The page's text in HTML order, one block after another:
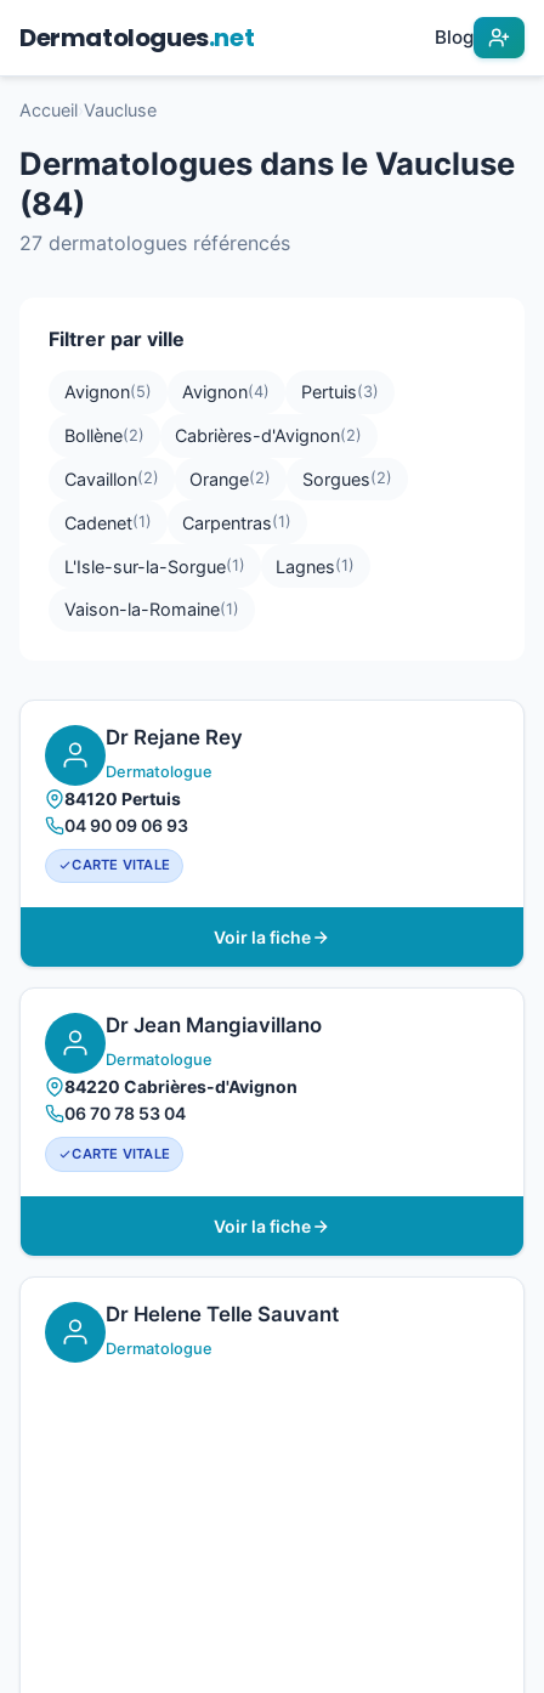
Dermatologues.net Blog
Accueil Vaucluse
Dermatologues dans le Vaucluse
(84)
27 dermatologues référencés
Filtrer par ville
Avignon(5) Avignon(4) Pertuis(3)
Bollène(2) Cabrières-d'Avignon(2)
Cavaillon(2) Orange(2) Sorgues(2)
Cadenet(1) Carpentras(1)
L'Isle-sur-la-Sorgue(1) Lagnes(1)
Vaison-la-Romaine(1)
Dr Rejane Rey
Dermatologue
84120 Pertuis
04 90 09 06 93
CARTE VITALE
Voir la fiche
Dr Jean Mangiavillano
Dermatologue
84220 Cabrières-d'Avignon
06 70 78 53 04
CARTE VITALE
Voir la fiche
Dr Helene Telle Sauvant
Dermatologue